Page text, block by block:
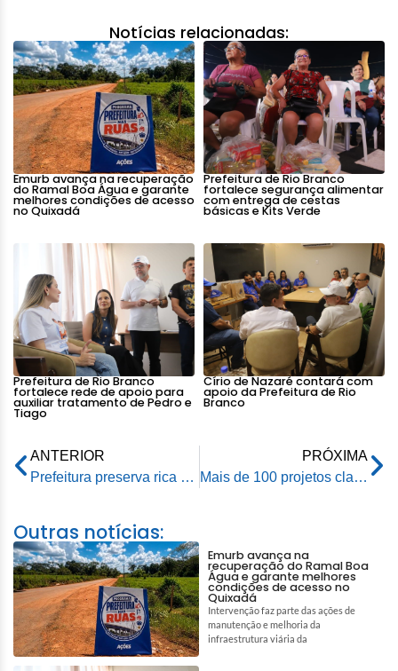
Notícias relacionadas:
Emurb avança na recuperação
do Ramal Boa Água e garante
melhores condições de acesso
no Quixadá
Prefeitura de Rio Branco
fortalece segurança alimentar
com entrega de cestas
básicas e Kits Verde
Prefeitura de Rio Branco
fortalece rede de apoio para
auxiliar tratamento de Pedro e
Tiago
Círio de Nazaré contará com
apoio da Prefeitura de Rio
Branco
ANTERIOR
Prefeitura preserva rica diversidade da fauna brasileira no Parque Chico Mendes
PRÓXIMA
Mais de 100 projetos classificados na Análise Técnica do Edital de Artes do Fundo Municipal de Cultura; confira
Outras notícias:
Emurb avança na
recuperação do Ramal Boa
Água e garante melhores
condições de acesso no
Quixadá
Intervenção faz parte das ações de
manutenção e melhoria da
infraestrutura viária da